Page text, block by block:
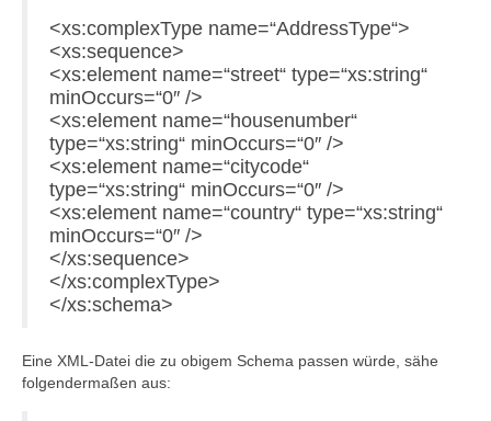
<xs:complexType name=“AddressType“>
<xs:sequence>
<xs:element name=“street“ type=“xs:string“
minOccurs=“0″ />
<xs:element name=“housenumber“
type=“xs:string“ minOccurs=“0″ />
<xs:element name=“citycode“
type=“xs:string“ minOccurs=“0″ />
<xs:element name=“country“ type=“xs:string“
minOccurs=“0″ />
</xs:sequence>
</xs:complexType>
</xs:schema>
Eine XML-Datei die zu obigem Schema passen würde, sähe
folgendermaßen aus: